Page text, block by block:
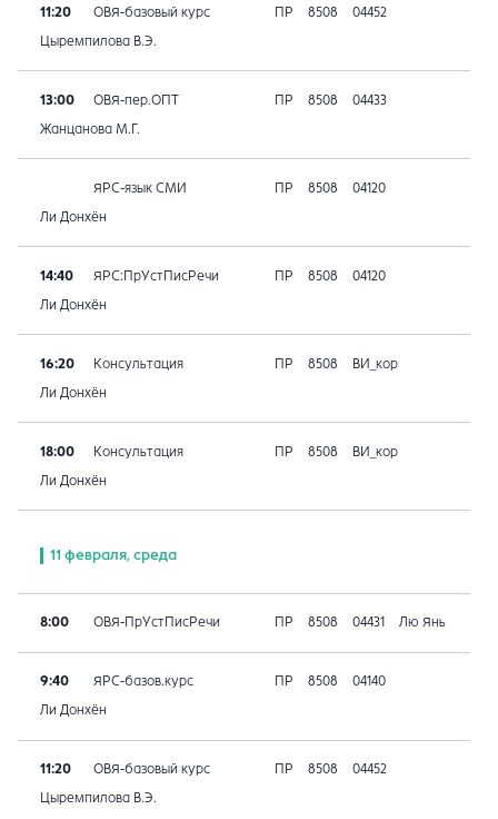
11:20 ОВЯ-базовый курс ПР 8508 04452
Цыремпилова В.Э.
13:00 ОВЯ-пер.ОПТ ПР 8508 04433
Жанцанова М.Г.
ЯРС-язык СМИ ПР 8508 04120
Ли Донхён
14:40 ЯРС:ПрУстПисРечи ПР 8508 04120
Ли Донхён
16:20 Консультация ПР 8508 ВИ_кор
Ли Донхён
18:00 Консультация ПР 8508 ВИ_кор
Ли Донхён
11 февраля, среда
8:00 ОВЯ-ПрУстПисРечи ПР 8508 04431 Лю Янь
9:40 ЯРС-базов.курс ПР 8508 04140
Ли Донхён
11:20 ОВЯ-базовый курс ПР 8508 04452
Цыремпилова В.Э.